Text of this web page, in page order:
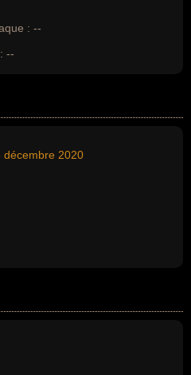
: --
--
décembre 2020